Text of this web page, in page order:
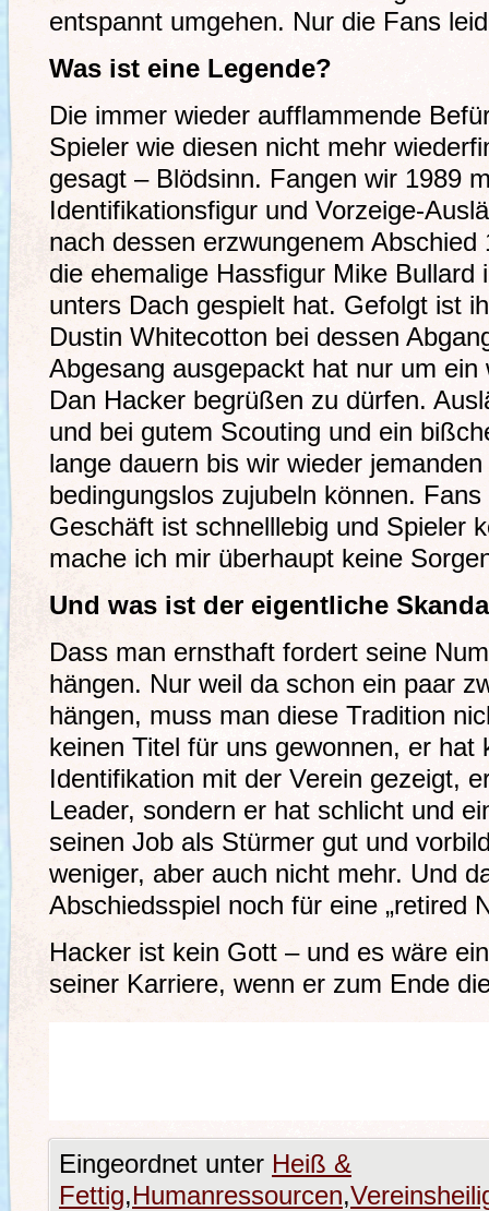
entspannt umgehen. Nur die Fans
Was ist eine Legende?
Die immer wieder aufflammende
Spieler wie diesen nicht mehr
gesagt – Blödsinn. Fangen wir 1989
Identifikationsfigur und Vorzeige-
nach dessen erzwungenem
die ehemalige Hassfigur Mike Bullard
unters Dach gespielt hat. Gefolgt ist
Dustin Whitecotton bei dessen
Abgesang ausgepackt hat nur um
Dan Hacker begrüßen zu dürfen.
und bei gutem Scouting und ein
lange dauern bis wir wieder
bedingungslos zujubeln können.
Geschäft ist schnelllebig und Spieler
mache ich mir überhaupt keine
Und was ist der eigentliche
Dass man ernsthaft fordert seine
hängen. Nur weil da schon ein paar
hängen, muss man diese Tradition
keinen Titel für uns gewonnen, er hat
Identifikation mit der Verein gezeigt,
Leader, sondern er hat schlicht und
seinen Job als Stürmer gut und
weniger, aber auch nicht mehr. Und
Abschiedsspiel noch für eine „retired
Hacker ist kein Gott – und es wäre
seiner Karriere, wenn er zum Ende
Eingeordnet unter Heiß &
Fettig,Humanressourcen,